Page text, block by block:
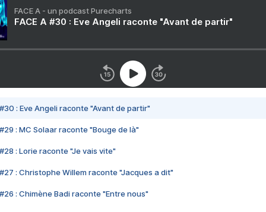
FACE A - un podcast Purecharts
FACE A #30 : Eve Angeli raconte "Avant de partir"
#30 : Eve Angeli raconte "Avant de partir"
#29 : MC Solaar raconte "Bouge de là"
#28 : Lorie raconte "Je vais vite"
#27 : Christophe Willem raconte "Jacques a dit"
#26 : Chimène Badi raconte "Entre nous"